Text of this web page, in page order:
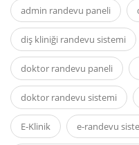
admin randevu paneli
diş kliniği randevu sistemi
doktor randevu paneli
doktor randevu sistemi
E-Klinik e-randevu